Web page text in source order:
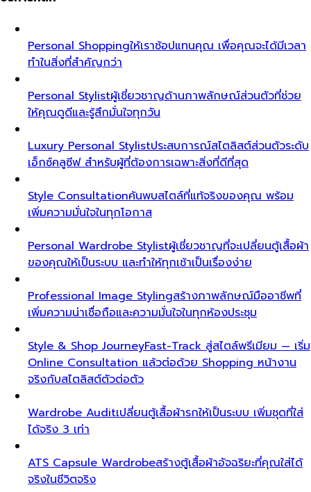
Personal Shoppingให้เราช้อปแทนคุณ เพื่อคุณจะได้มีเวลา
ทำในสิ่งที่สำคัญกว่า
Personal Stylistผู้เชี่ยวชาญด้านภาพลักษณ์ส่วนตัวที่ช่วย
ให้คุณดูดีและรู้สึกมั่นใจทุกวัน
Luxury Personal Stylistประสบการณ์สไตลิสต์ส่วนตัวระดับ
เอ็กซ์คลูซีฟ สำหรับผู้ที่ต้องการเฉพาะสิ่งที่ดีที่สุด
Style Consultationค้นพบสไตล์ที่แท้จริงของคุณ พร้อม
เพิ่มความมั่นใจในทุกโอกาส
Personal Wardrobe Stylistผู้เชี่ยวชาญที่จะเปลี่ยนตู้เสื้อผ้า
ของคุณให้เป็นระบบ และทำให้ทุกเช้าเป็นเรื่องง่าย
Professional Image Stylingสร้างภาพลักษณ์มืออาชีพที่
เพิ่มความน่าเชื่อถือและความมั่นใจในทุกห้องประชุม
Style & Shop JourneyFast-Track สู่สไตล์พรีเมียม — เริ่ม
Online Consultation แล้วต่อด้วย Shopping หน้างาน
จริงกับสไตลิสต์ตัวต่อตัว
Wardrobe Auditเปลี่ยนตู้เสื้อผ้ารกให้เป็นระบบ เพิ่มชุดที่ใส่
ได้จริง 3 เท่า
ATS Capsule Wardrobeสร้างตู้เสื้อผ้าอัจฉริยะที่คุณใส่ได้
จริงในชีวิตจริง